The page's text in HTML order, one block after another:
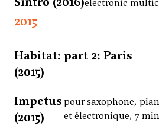
electronic
2015
Habitat: part 2: Paris
(2015)
Impetus
(2015)
pour saxophone,
et électronique, 7 min